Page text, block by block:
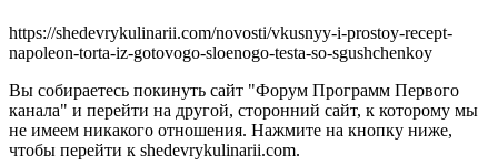
https://shedevrykulinarii.com/novosti/vkusnyy-i-prostoy-recept-
napoleon-torta-iz-gotovogo-sloenogo-testa-so-sgushchenkoy
Вы собираетесь покинуть сайт "Форум Программ Первого
канала" и перейти на другой, сторонний сайт, к которому мы
не имеем никакого отношения. Нажмите на кнопку ниже,
чтобы перейти к shedevrykulinarii.com.